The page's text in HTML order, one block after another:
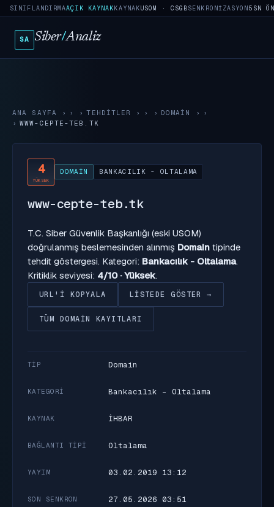
SINIFLANDIRMAAÇIK KAYNAKKAYNAKUSOM · CSGBSENKRONIZASYON5SN
SA Siber/Analiz
ANA SAYFA › TEHDITLER › DOMAIN
›
WWW-CEPTE-TEB.TK
4
YÜKSEK
DOMAIN BANKACILIK - OLTALAMA
www-cepte-teb.tk
T.C. Siber Güvenlik Başkanlığı (eski USOM)
doğrulanmış beslemesinden alınmış Domain tipinde
tehdit göstergesi. Kategori: Bankacılık - Oltalama.
Kritiklik seviyesi: 4/10 · Yüksek.
URL'I KOPYALA LISTEDE GÖSTER →
TÜM DOMAIN KAYITLARI
TIP Domain
KATEGORI Bankacılık - Oltalama
KAYNAK İHBAR
BAĞLANTI TIPI Oltalama
YAYIM 03.02.2019 13:12
SON SENKRON 27.05.2026 03:51